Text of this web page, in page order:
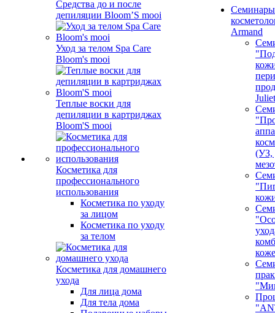
Средства до и после
депиляции Bloom’S mooi
Уход за телом Spa Care
Bloom's mooi
Теплые воски для
депиляции в картриджах
Bloom'S mooi
Косметика для
профессионального
использования
Косметика по уходу
за лицом
Косметика по уходу
за телом
Косметика для домашнего
ухода
Для лица дома
Для тела дома
Armand
(УЗ,